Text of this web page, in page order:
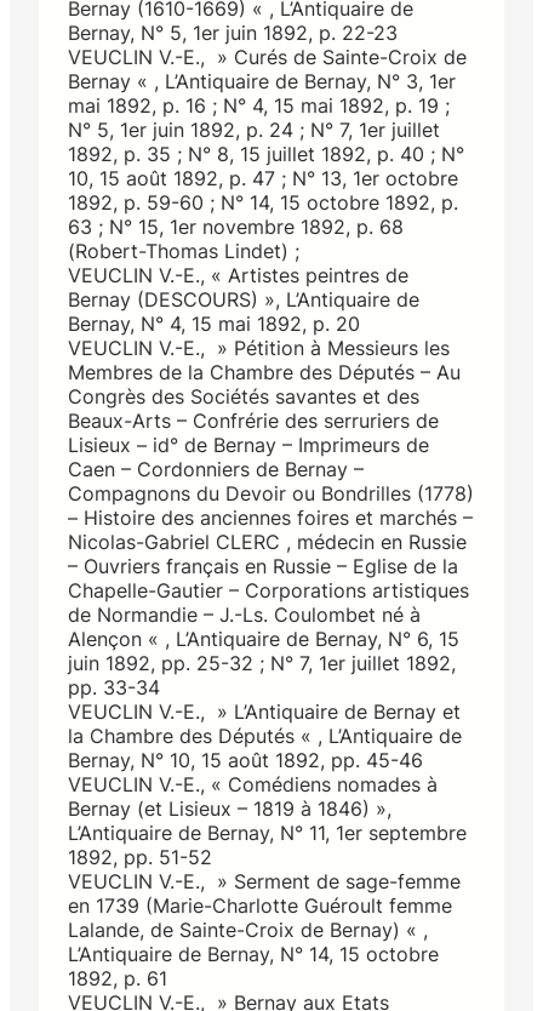
Bernay (1610-1669) « , L’Antiquaire de
Bernay, N° 5, 1er juin 1892, p. 22-23
VEUCLIN V.-E., » Curés de Sainte-Croix de
Bernay « , L’Antiquaire de Bernay, N° 3, 1er
mai 1892, p. 16 ; N° 4, 15 mai 1892, p. 19 ;
N° 5, 1er juin 1892, p. 24 ; N° 7, 1er juillet
1892, p. 35 ; N° 8, 15 juillet 1892, p. 40 ; N°
10, 15 août 1892, p. 47 ; N° 13, 1er octobre
1892, p. 59-60 ; N° 14, 15 octobre 1892, p.
63 ; N° 15, 1er novembre 1892, p. 68
(Robert-Thomas Lindet) ;
VEUCLIN V.-E., « Artistes peintres de
Bernay (DESCOURS) », L’Antiquaire de
Bernay, N° 4, 15 mai 1892, p. 20
VEUCLIN V.-E., » Pétition à Messieurs les
Membres de la Chambre des Députés – Au
Congrès des Sociétés savantes et des
Beaux-Arts – Confrérie des serruriers de
Lisieux – id° de Bernay – Imprimeurs de
Caen – Cordonniers de Bernay –
Compagnons du Devoir ou Bondrilles (1778)
– Histoire des anciennes foires et marchés –
Nicolas-Gabriel CLERC , médecin en Russie
– Ouvriers français en Russie – Eglise de la
Chapelle-Gautier – Corporations artistiques
de Normandie – J.-Ls. Coulombet né à
Alençon « , L’Antiquaire de Bernay, N° 6, 15
juin 1892, pp. 25-32 ; N° 7, 1er juillet 1892,
pp. 33-34
VEUCLIN V.-E., » L’Antiquaire de Bernay et
la Chambre des Députés « , L’Antiquaire de
Bernay, N° 10, 15 août 1892, pp. 45-46
VEUCLIN V.-E., « Comédiens nomades à
Bernay (et Lisieux – 1819 à 1846) »,
L’Antiquaire de Bernay, N° 11, 1er septembre
1892, pp. 51-52
VEUCLIN V.-E., » Serment de sage-femme
en 1739 (Marie-Charlotte Guéroult femme
Lalande, de Sainte-Croix de Bernay) « ,
L’Antiquaire de Bernay, N° 14, 15 octobre
1892, p. 61
VEUCLIN V.-E., » Bernay aux Etats